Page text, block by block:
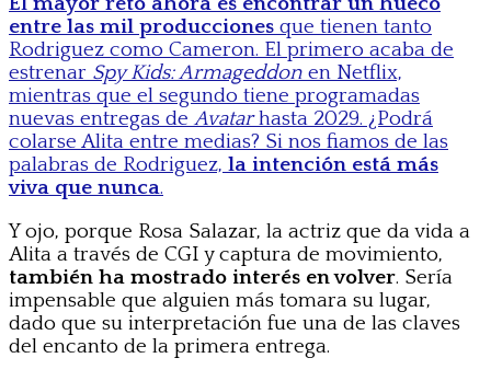
entre las mil producciones que tienen tanto
Rodriguez como Cameron. El primero acaba de
estrenar Spy Kids: Armageddon en Netflix,
mientras que el segundo tiene programadas
nuevas entregas deAvatarhasta 2029. ¿Podrá
colarse Alita entre medias? Si nos fiamos de las
palabras de Rodriguez, la intención está más
viva que nunca.
Y ojo, porque Rosa Salazar, la actriz que da vida a
Alita a través de CGI y captura de movimiento,
también ha mostrado interés en volver. Sería
impensable que alguien más tomara su lugar,
dado que su interpretación fue una de las claves
del encanto de la primera entrega.